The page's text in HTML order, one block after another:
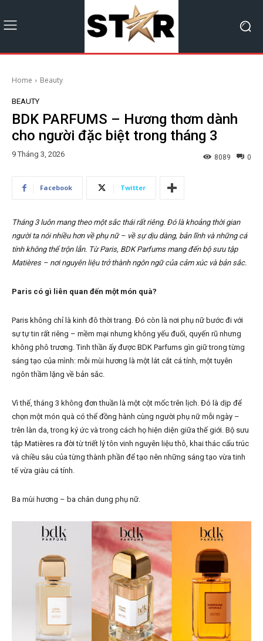
Home Beauty
BEAUTY
BDK PARFUMS – Hương thơm dành
cho người đặc biệt trong tháng 3
9 Tháng 3, 2026 0
8089
Facebook Twitter
Tháng 3 luôn mang theo một sắc thái rất riêng. Đó là khoảng thời gian
người ta nói nhiều hơn về phụ nữ – về sự dịu dàng, bản lĩnh và những cá
tính không thể trộn lẫn. Từ Paris, BDK Parfums mang đến bộ sưu tập
Matières – nơi nguyên liệu trở thành ngôn ngữ của cảm xúc và bản sắc.
Paris có gì liên quan đến một món quà?
Paris không chỉ là kinh đô thời trang. Đó còn là nơi phụ nữ bước đi với
sự tự tin rất riêng – mềm mại nhưng không yếu đuối, quyến rũ nhưng
không phô trương. Tinh thần ấy được BDK Parfums gìn giữ trong từng
sáng tạo của mình: mỗi mùi hương là một lát cắt cá tính, một tuyên
ngôn thầm lặng về bản sắc.
Vì thế, tháng 3 không đơn thuần là một cột mốc trên lịch. Đó là dịp để
chọn một món quà có thể đồng hành cùng người phụ nữ mỗi ngày –
trên làn da, trong ký ức và trong cách họ hiện diện giữa thế giới. Bộ sưu
tập Matières ra đời từ triết lý tôn vinh nguyên liệu thô, khai thác cấu trúc
và chiều sâu của từng thành phần để tạo nên những sáng tạo vừa tinh
tế vừa giàu cá tính.
Ba mùi hương – ba chân dung phụ nữ.